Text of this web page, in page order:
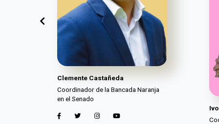
Clemente Castañeda
Coordinador de la Bancada Naranja
en el Senado